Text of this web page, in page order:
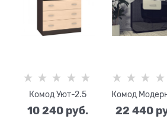
Комод Уют-2.5
10 240 руб.
Комод
22 440